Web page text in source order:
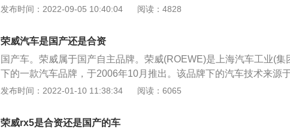
向英伦风格，而在事实上上海汽车集团也并未收购“罗孚”汽车品牌，
殊荣，威仪八方”，品牌取名中西方汇融，开放而不缺于沉稳，雍容华
有自信，标志图案设计展现出经典、高贵的气场，总体形象中西合
信内涵，充分的诠释了上海汽车以自主掌控、自主开发创新的坚定
了中华的传统要素，充分体现自强不息的精神实质和浓厚的中国传统
意，“威”，含威望、威仪及高贵地位之意。荣威合一，充分体现创新
米、1835毫米、1464毫米，汽车轴距为2715毫米，油箱体积是50升
集团旗下的品牌汽车。荣威汽车（ROEWE）坐落于将定坐落于不一
细分中的中高档车型，其目标客户是有常识、有涵养，工作发展趋势
创新提升，奋发向上，追求品味的客户。但使用的英国罗孚75技术
汽车是上海汽车（集团）有限责任公司于2006年10月命名的自有品
车集团以英国罗孚汽车中“罗孚75所有权益及技术性平台”为依托创立
车也力争以荣威汽车750、荣威汽车550、荣威汽车350以及他后面坐
发布时间：2022-09-05 10:40:04 阅读：4828
荣威汽车是国产还是合资
国产车。荣威属于国产自主品牌。荣威(ROEWE)是上海汽车工业(集
下的一款汽车品牌，于2006年10月推出。该品牌下的汽车技术来源
前收购的罗孚汽车，但上海汽车并未收购“罗孚”品牌。
发布时间：2022-01-10 11:38:34 阅读：6065
荣威rx5是合资还是国产的车